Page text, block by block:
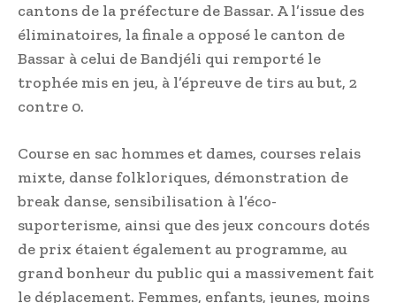
cantons de la préfecture de Bassar. A l’issue des
éliminatoires, la finale a opposé le canton de
Bassar à celui de Bandjéli qui remporté le
trophée mis en jeu, à l’épreuve de tirs au but, 2
contre 0.
Course en sac hommes et dames, courses relais
mixte, danse folkloriques, démonstration de
break danse, sensibilisation à l’éco-
suporterisme, ainsi que des jeux concours dotés
de prix étaient également au programme, au
grand bonheur du public qui a massivement fait
le déplacement. Femmes, enfants, jeunes, moins